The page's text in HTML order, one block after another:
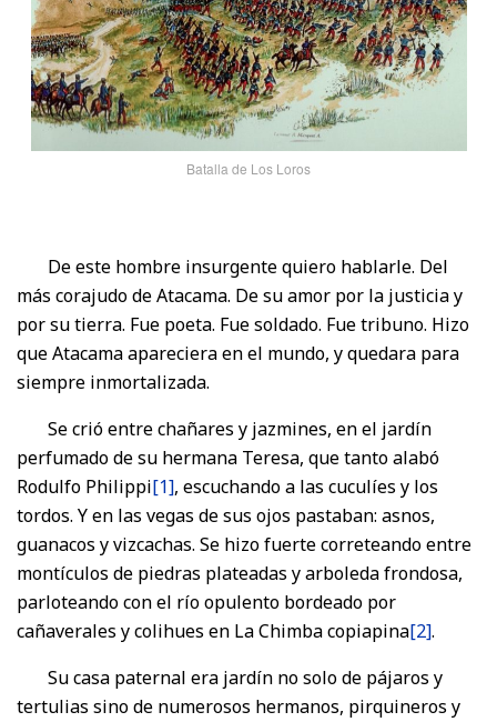
Batalla de Los Loros
De este hombre insurgente quiero hablarle. Del
más corajudo de Atacama. De su amor por la justicia y
por su tierra. Fue poeta. Fue soldado. Fue tribuno. Hizo
que Atacama apareciera en el mundo, y quedara para
siempre inmortalizada.
Se crió entre chañares y jazmines, en el jardín
perfumado de su hermana Teresa, que tanto alabó
Rodulfo Philippi[1], escuchando a las cuculíes y los
tordos. Y en las vegas de sus ojos pastaban: asnos,
guanacos y vizcachas. Se hizo fuerte correteando entre
montículos de piedras plateadas y arboleda frondosa,
parloteando con el río opulento bordeado por
cañaverales y colihues en La Chimba copiapina[2].
Su casa paternal era jardín no solo de pájaros y
tertulias sino de numerosos hermanos, pirquineros y